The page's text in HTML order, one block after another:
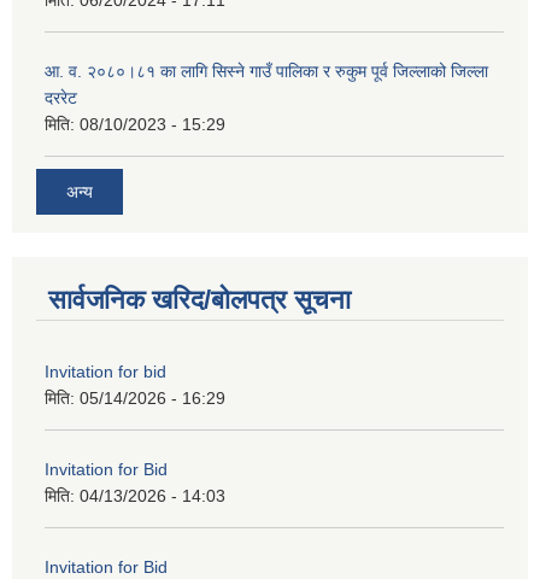
आ. व. २०८०।८१ का लागि सिस्ने गाउँ पालिका र रुकुम पूर्व जिल्लाको जिल्ला
दररेट
मिति: 08/10/2023 - 15:29
अन्य
सार्वजनिक खरिद/बोलपत्र सूचना
Invitation for bid
मिति: 05/14/2026 - 16:29
Invitation for Bid
मिति: 04/13/2026 - 14:03
Invitation for Bid